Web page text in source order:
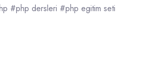
#php dersleri #php egitim seti